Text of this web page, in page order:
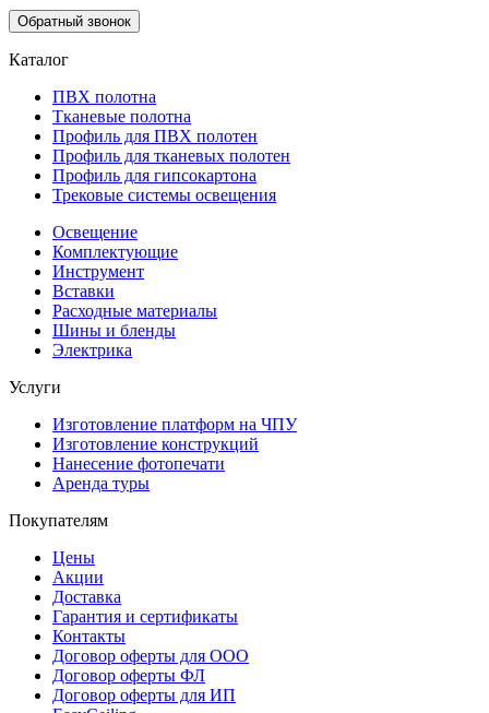
Обратный звонок
Каталог
ПВХ полотна
Тканевые полотна
Профиль для ПВХ полотен
Профиль для тканевых полотен
Профиль для гипсокартона
Трековые системы освещения
Освещение
Комплектующие
Инструмент
Вставки
Расходные материалы
Шины и бленды
Электрика
Услуги
Изготовление платформ на ЧПУ
Изготовление конструкций
Нанесение фотопечати
Аренда туры
Покупателям
Цены
Акции
Доставка
Гарантия и сертификаты
Контакты
Договор оферты для ООО
Договор оферты ФЛ
Договор оферты для ИП